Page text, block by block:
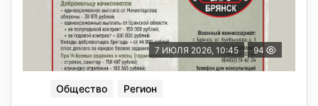
7 ИЮЛЯ 2026, 10:45 94
Общество Регион